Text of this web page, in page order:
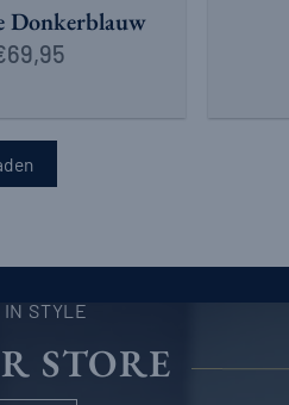
Donkerblauw
69,95prijs
IN STYLE
STORE